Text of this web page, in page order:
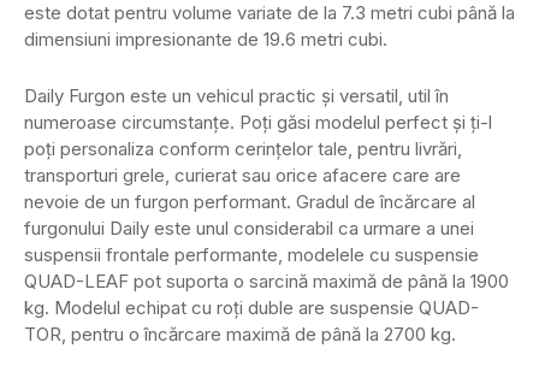
este dotat pentru volume variate de la 7.3 metri cubi până la
dimensiuni impresionante de 19.6 metri cubi.
Daily Furgon este un vehicul practic și versatil, util în
numeroase circumstanțe. Poți găsi modelul perfect și ți-l
poți personaliza conform cerințelor tale, pentru livrări,
transporturi grele, curierat sau orice afacere care are
nevoie de un furgon performant. Gradul de încărcare al
furgonului Daily este unul considerabil ca urmare a unei
suspensii frontale performante, modelele cu suspensie
QUAD-LEAF pot suporta o sarcină maximă de până la 1900
kg. Modelul echipat cu roți duble are suspensie QUAD-
TOR, pentru o încărcare maximă de până la 2700 kg.